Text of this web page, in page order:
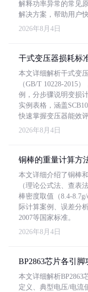
解释功率异常的常见
解决方案，帮助用户
2026年8月4日
干式变压器损耗标
本文详细解析干式变
（GB/T 10228-2015
例，分步骤说明变损
实例表格，涵盖
快速掌握变压器能效评
2026年8月4日
铜棒的重量计算方
本文详细介绍了铜棒
（理论公式法、查表
棒密度取值（8.4-
际计算案例、误差分
2007等国家标准。
2026年8月4日
BP2863芯片各引脚
本文详细解析BP2863
定义、典型电压/电流